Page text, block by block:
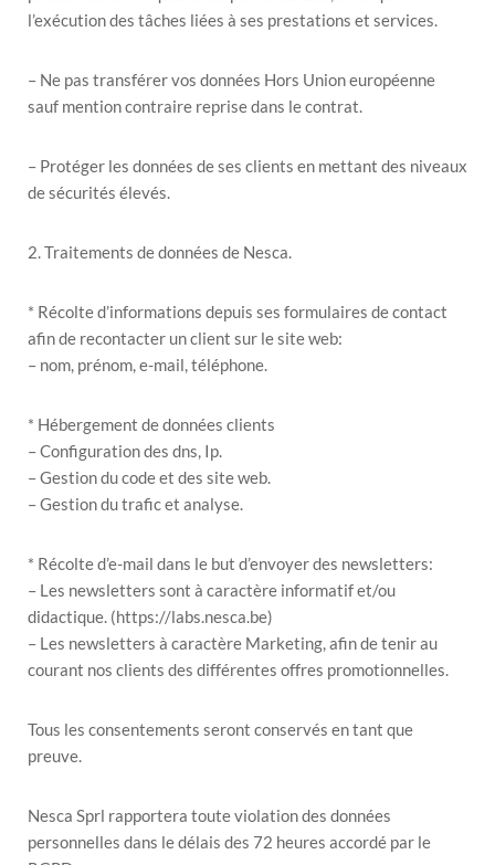
l’exécution des tâches liées à ses prestations et services.
– Ne pas transférer vos données Hors Union européenne
sauf mention contraire reprise dans le contrat.
– Protéger les données de ses clients en mettant des niveaux
de sécurités élevés.
2. Traitements de données de Nesca.
* Récolte d’informations depuis ses formulaires de contact
afin de recontacter un client sur le site web:
– nom, prénom, e-mail, téléphone.
* Hébergement de données clients
– Configuration des dns, Ip.
– Gestion du code et des site web.
– Gestion du trafic et analyse.
* Récolte d’e-mail dans le but d’envoyer des newsletters:
– Les newsletters sont à caractère informatif et/ou
didactique. (https://labs.nesca.be)
– Les newsletters à caractère Marketing, afin de tenir au
courant nos clients des différentes offres promotionnelles.
Tous les consentements seront conservés en tant que
preuve.
Nesca Sprl rapportera toute violation des données
personnelles dans le délais des 72 heures accordé par le